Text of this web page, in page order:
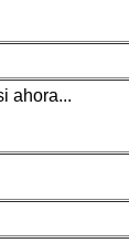
ahora...